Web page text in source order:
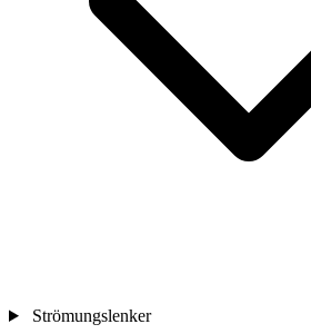
Strömungslenker